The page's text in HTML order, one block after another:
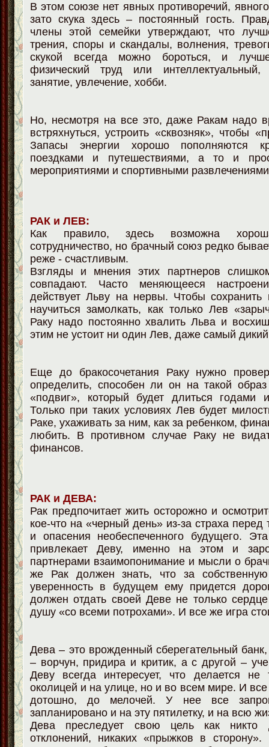
В этом союзе нет явных противоречий,
зато скука здесь – постоянный гость.
члены этой семейки утверждают, что
трения, споры и скандалы, волнения,
скукой всегда можно бороться, и
физический труд или
занятие, увлечение, хобби.
Но, несмотря на все это, даже Ракам надо
встряхнуться, устроить «сквозняк», чтобы
Запасы энергии хорошо пополняются
поездками и путешествиями, а то и
мероприятиями и спортивными
РАК и ЛЕВ:
Как правило, здесь возможна
сотрудничество, но брачный союз редко
реже - счастливым.
Взгляды и мнения этих партнеров
совпадают. Часто меняющееся
действует Льву на нервы. Чтобы
научиться замолкать, как только Лев
Раку надо постоянно хвалить Льва и
этим не устоит ни один Лев, даже самый
Еще до бракосочетания Раку нужно
определить, способен ли он на такой
«подвиг», который будет длиться годами
Только при таких условиях Лев будет
Раке, ухаживать за ним, как за ребенком,
любить. В противном случае Раку не
финансов.
РАК и ДЕВА:
Рак предпочитает жить осторожно и
кое-что на «черный день» из-за страха перед
и опасения необеспеченного будущего.
привлекает Деву, именно на этом и
партнерами взаимопонимание и мысли о
же Рак должен знать, что за собственную
уверенность в будущем ему придется
должен отдать своей Деве не только
душу «со всеми потрохами». И все же игра
Дева – это врожденный сберегательный
– ворчун, придира и критик, а с другой –
Деву всегда интересует, что делается
околицей и на улице, но и во всем мире. И все
дотошно, до мелочей. У нее все
запланировано и на эту пятилетку, и на всю
Дева преследует свою цель как никто
отклонений, никаких «прыжков в